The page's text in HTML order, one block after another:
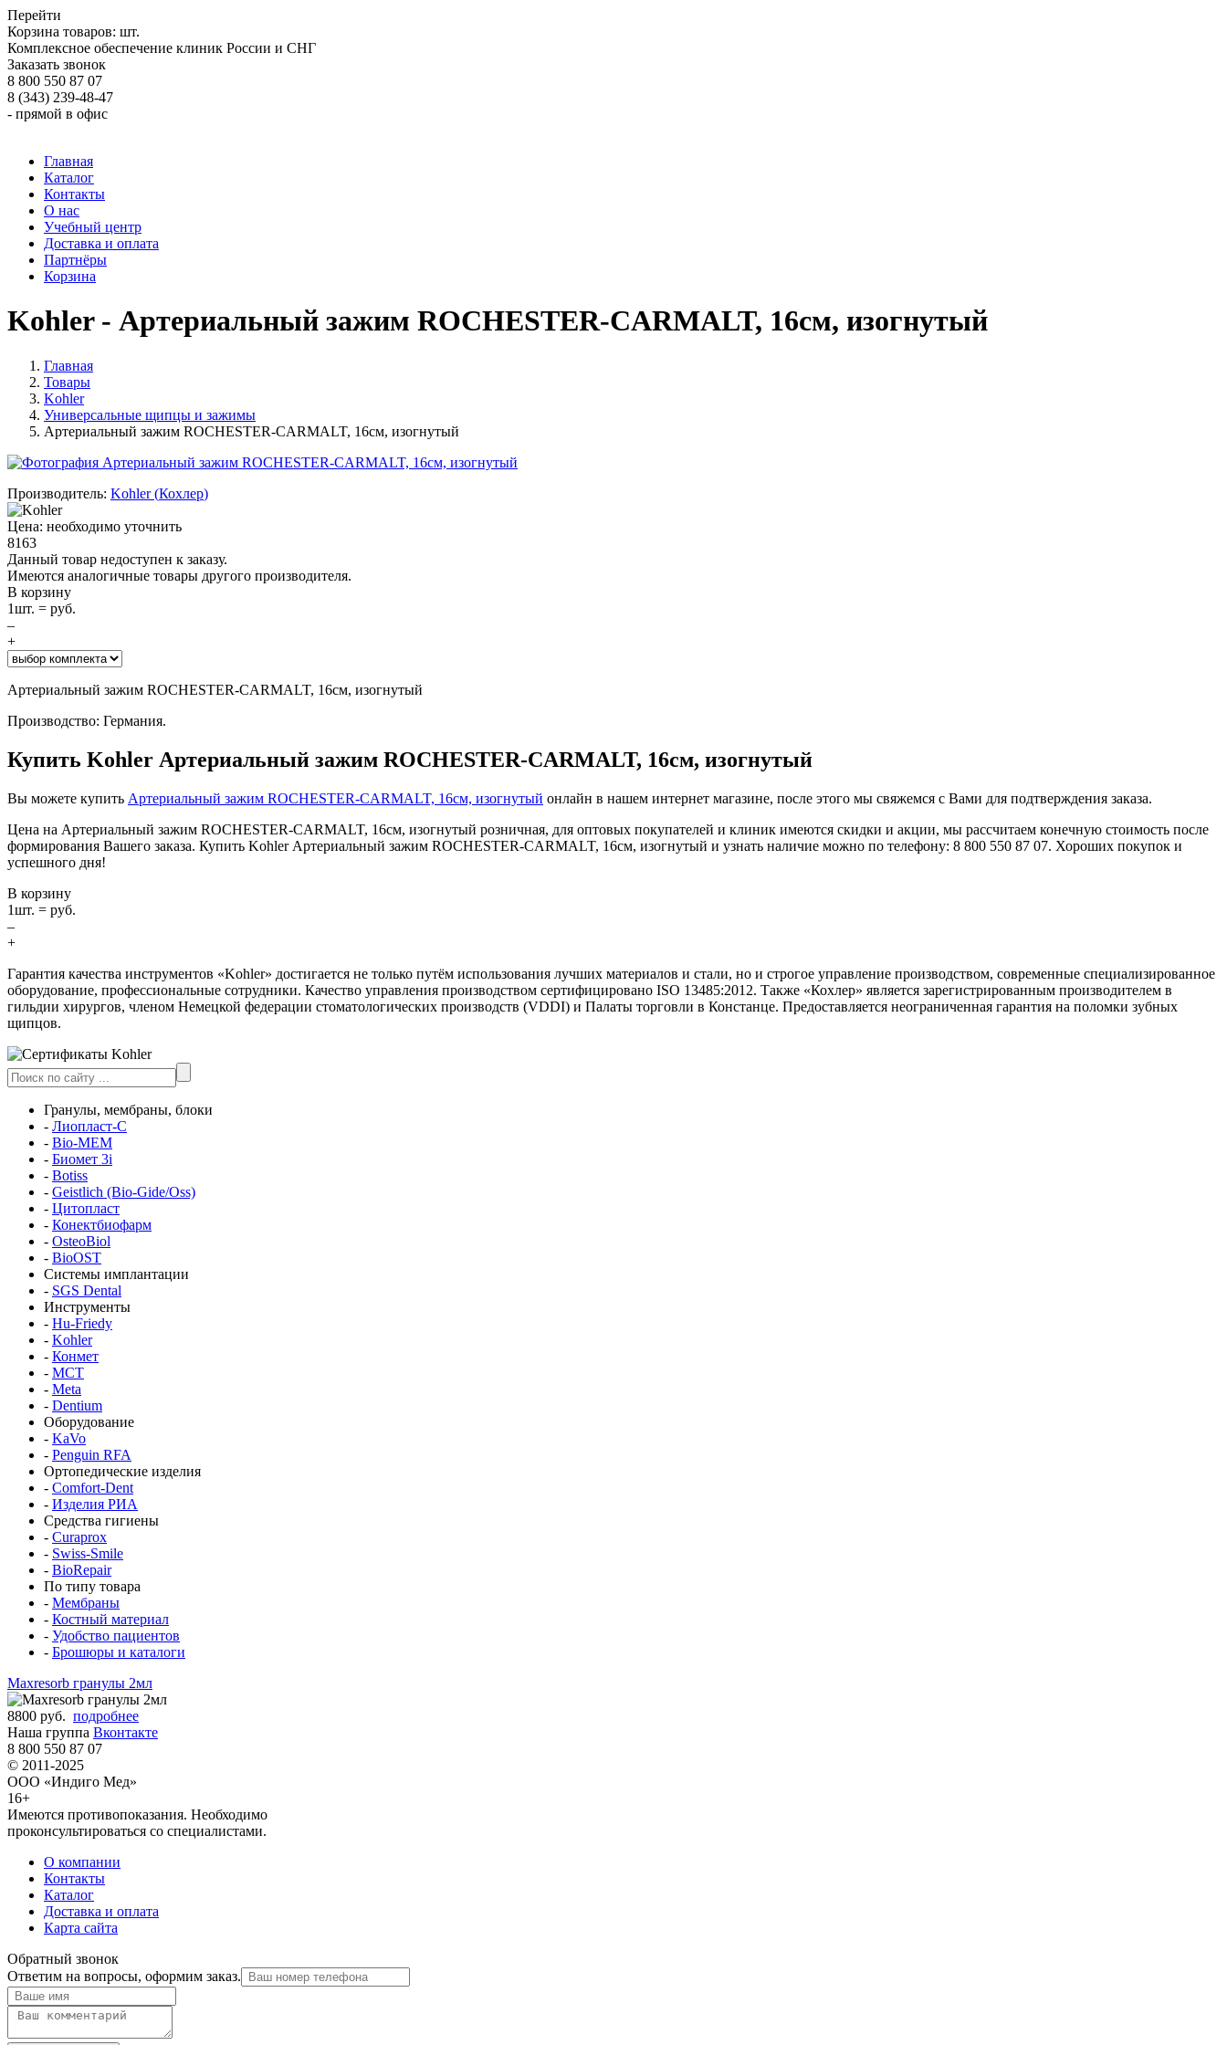
Перейти
Корзина товаров: шт.
Комплексное обеспечение клиник России и СНГ
Заказать звонок
8 800 550 87 07
8 (343) 239-48-47
- прямой в офис
Главная
Каталог
Контакты
О нас
Учебный центр
Доставка и оплата
Партнёры
Корзина
Kohler - Артериальный зажим ROCHESTER-CARMALT, 16см, изогнутый
Главная
Товары
Kohler
Универсальные щипцы и зажимы
Артериальный зажим ROCHESTER-CARMALT, 16см, изогнутый
Производитель: Kohler(Кохлер)
Цена: необходимо уточнить
8163
Данный товар недоступен к заказу.
Имеются аналогичные товары другого производителя.
В корзину
1шт. = руб.
–
+
Артериальный зажим ROCHESTER-CARMALT, 16см, изогнутый
Производство: Германия.
Купить Kohler Артериальный зажим ROCHESTER-CARMALT, 16см, изогнутый
Вы можете купить Артериальный зажим ROCHESTER-CARMALT, 16см, изогнутый онлайн в нашем интернет магазине, после этого мы свяжемся с Вами для подтверждения заказа.
Цена на Артериальный зажим ROCHESTER-CARMALT, 16см, изогнутый розничная, для оптовых покупателей и клиник имеются скидки и акции, мы рассчитаем конечную стоимость после
формирования Вашего заказа. Купить Kohler Артериальный зажим ROCHESTER-CARMALT, 16см, изогнутый и узнать наличие можно по телефону: 8 800 550 87 07. Хороших покупок и
успешного дня!
В корзину
1шт. = руб.
–
+
Гарантия качества инструментов «Kohler» достигается не только путём использования лучших материалов и стали, но и строгое управление производством, современные специализированное
оборудование, профессиональные сотрудники. Качество управления производством сертифицировано ISO 13485:2012. Также «Кохлер» является зарегистрированным производителем в
гильдии хирургов, членом Немецкой федерации стоматологических производств (VDDI) и Палаты торговли в Констанце. Предоставляется неограниченная гарантия на поломки зубных
щипцов.
Гранулы, мембраны, блоки
- Лиопласт-С
- Bio-MEM
- Биомет 3i
- Botiss
- Geistlich (Bio-Gide/Oss)
- Цитопласт
- Конектбиофарм
- OsteoBiol
- BioOST
Системы имплантации
- SGS Dental
Инструменты
- Hu-Friedy
- Kohler
- Конмет
- MCT
- Meta
- Dentium
Оборудование
- KaVo
- Penguin RFA
Ортопедические изделия
- Comfort-Dent
- Изделия РИА
Средства гигиены
- Curaprox
- Swiss-Smile
- BioRepair
По типу товара
- Мембраны
- Костный материал
- Удобство пациентов
- Брошюры и каталоги
Maxresorb гранулы 2мл
8800 руб. подробнее
Наша группа Вконтакте
8 800 550 87 07
© 2011-2025
ООО «Индиго Мед»
16+
Имеются противопоказания. Необходимо
проконсультироваться со специалистами.
О компании
Контакты
Каталог
Доставка и оплата
Карта сайта
Обратный звонок
Ответим на вопросы, оформим заказ.